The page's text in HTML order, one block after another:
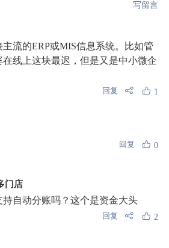
写留言
流的ERP或MIS信息系统。比如管
线上这块最迟，但是又是中小微企
回复 1
回复 0
门店
自动分账吗？这个是资金大头
回复 2